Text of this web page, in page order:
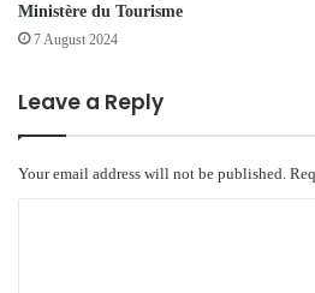
Ministère du Tourisme
7 August 2024
Leave a Reply
Your email address will not be published.